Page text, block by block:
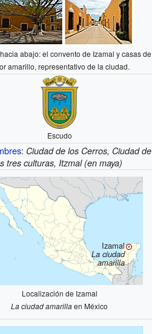
abajo: el convento de Izamal y casas de
amarillo, representativo de la ciudad.
Escudo
: Ciudad de los Cerros, Ciudad de
tres culturas, Itzmal (en maya)
Izamal
La ciudad
amarilla
Localización de Izamal
La ciudad amarillaen México